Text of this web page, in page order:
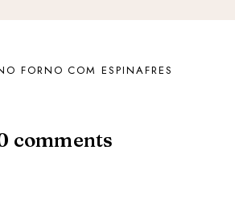
FORNO COM ESPINAFRES
comments